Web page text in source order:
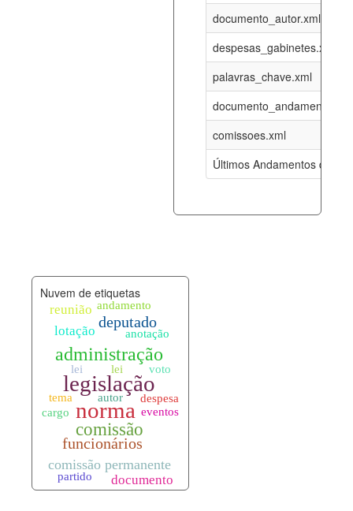
documento_autor.xml
despesas_gabinetes.xml
palavras_chave.xml
documento_andamento.xml
comissoes.xml
Últimos Andamentos de
funcionarios_cargos.xml 12-05-
08-08-
documento_andamento.xml 08-08-
palavras_chave.xml 08-08-
legislacao_norma_anotacoes.xml
Nuvem de etiquetas